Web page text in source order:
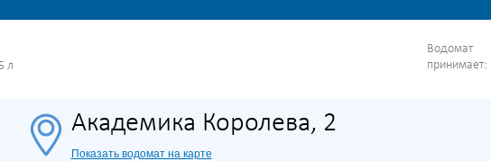
л
Водомат
принимает:
Академика Королева, 2
Показать водомат на карте